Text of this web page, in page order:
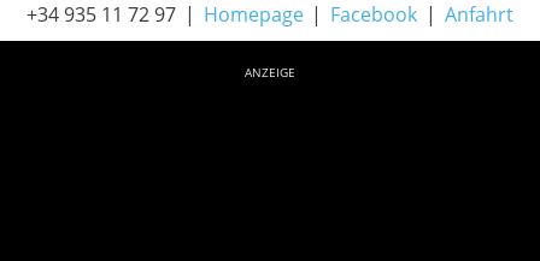
+34 935 11 72 97
Homepage Facebook Anfahrt
ANZEIGE